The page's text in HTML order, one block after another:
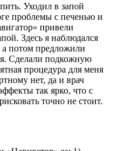
Уходил в запой
проблемы с печенью и
привели
Здесь я наблюдался
потом предложили
Сделали подкожную
процедура для меня
нет, да и врач
так ярко, что с
точно не стоит.